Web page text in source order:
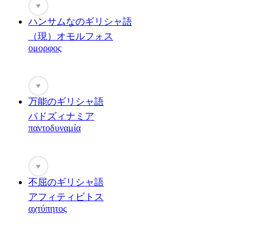
♥
ハンサムなのギリシャ語
（現）オモルフォス
ομορφος
♥
万能のギリシャ語
バドズィナミア
παντοδυναμία
♥
不屈のギリシャ語
アフィティビトス
αχτύπητος